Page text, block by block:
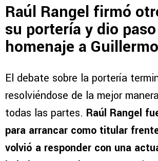
Raúl Rangel firmó
su portería y dio
homenaje a
El debate sobre la portería
resolviéndose de la mejor
todas las partes. Raúl Rangel
para arrancar como titular
volvió a responder con una